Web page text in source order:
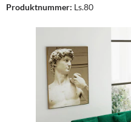
Produktnummer: Ls.80